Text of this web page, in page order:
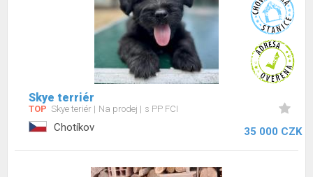
Skye terriér
TOP Skye teriér Na prodej s PP FCI
Chotíkov 35 000 CZK